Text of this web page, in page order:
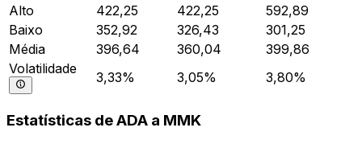
Alto
422,25 422,25
592,89
Baixo
352,92 326,43
301,25
Média
396,64 360,04
399,86
Volatilidade
3,33% 3,05% 3,80%
Estatísticas de ADA a MMK